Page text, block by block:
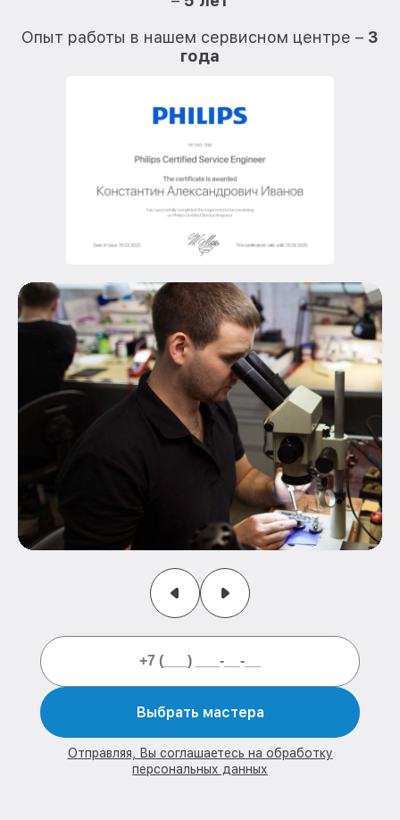
Опыт работы в нашем сервисном центре – 3
года
Выбрать мастера
Отправляя, Вы соглашаетесь на обработку
персональных данных